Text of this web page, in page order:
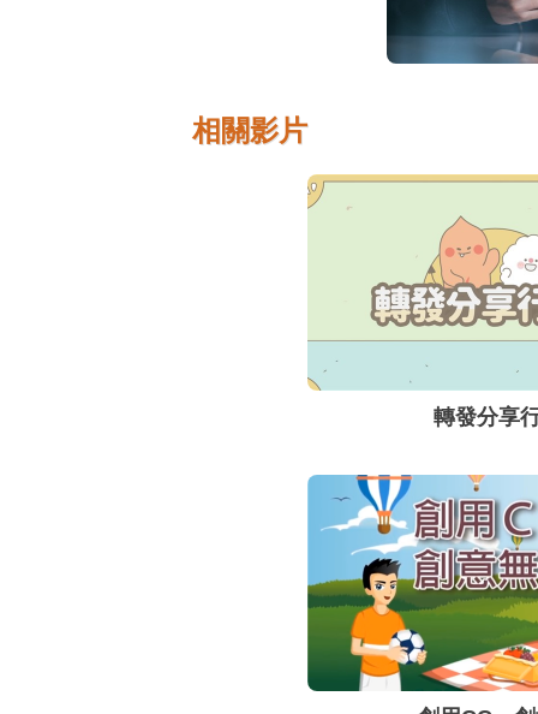
相關影片
轉發分享